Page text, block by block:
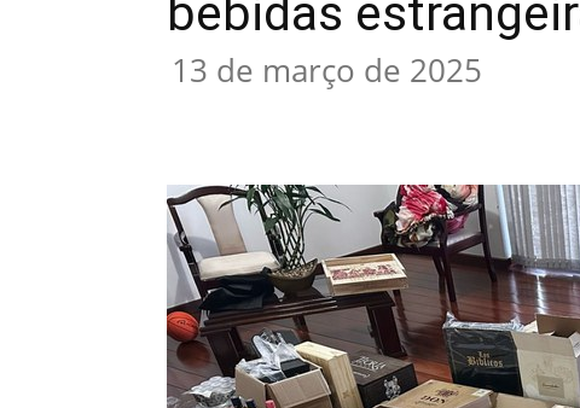
bebidas
13 de março de 2025